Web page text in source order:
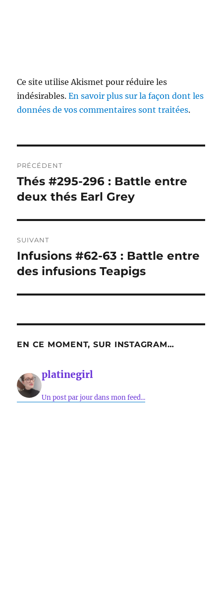
Ce site utilise Akismet pour réduire les
indésirables.En savoir plus sur la façon dont les
données de vos commentaires sont traitées.
de
l’article
PRÉCÉDENT
Publication
précédente :
Thés #295-296 : Battle entre
deux thés Earl Grey
SUIVANT
Publication
suivante :
Infusions #62-63 : Battle entre
des infusions Teapigs
EN CE MOMENT, SUR INSTAGRAM…
platinegirl
Un post par jour dans mon feed...